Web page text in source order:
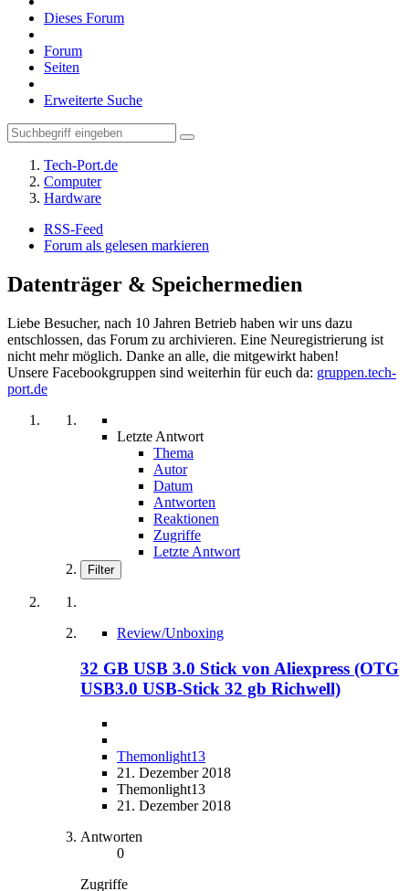
Dieses Forum
Forum
Seiten
Erweiterte Suche
Tech-Port.de
Computer
Hardware
RSS-Feed
Forum als gelesen markieren
Datenträger & Speichermedien
Liebe Besucher, nach 10 Jahren Betrieb haben wir uns dazu
entschlossen, das Forum zu archivieren. Eine Neuregistrierung ist
nicht mehr möglich. Danke an alle, die mitgewirkt haben!
Unsere Facebookgruppen sind weiterhin für euch da: gruppen.tech-
port.de
Letzte Antwort
Thema
Autor
Datum
Antworten
Reaktionen
Zugriffe
Letzte Antwort
Filter
Review/Unboxing
32 GB USB 3.0 Stick von Aliexpress (OTG
USB3.0 USB-Stick 32 gb Richwell)
Themonlight13
21. Dezember 2018
Themonlight13
21. Dezember 2018
Antworten
0
Zugriffe